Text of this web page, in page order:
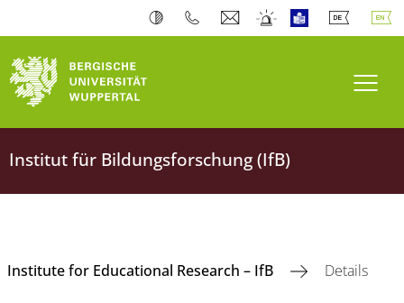
Institut für Bildungsforschung (IfB)
Institute for Educational Research – IfB Details